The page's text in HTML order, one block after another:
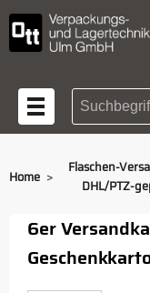
Home >
Flaschen-
DHL/PTZ-
6er